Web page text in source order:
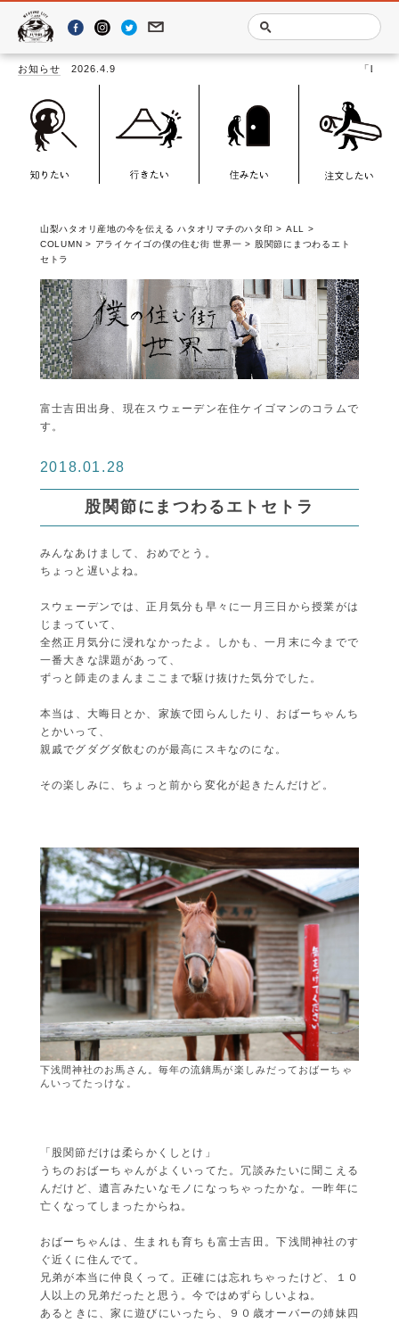
お知らせ 2026.4.9 「LOOMSCAPE －
山梨ハタオリ産地の今を伝える ハタオリマチのハタ印 > ALL
>
COLUMN > アライケイゴの僕の住む街 世界一 > 股関節にまつわるエト
セトラ
富士吉田出身、現在スウェーデン在住ケイゴマンのコラムで
す。
2018.01.28
股関節にまつわるエトセトラ
みんなあけまして、おめでとう。
ちょっと遅いよね。
スウェーデンでは、正月気分も早々に一月三日から授業がは
じまっていて、
全然正月気分に浸れなかったよ。しかも、一月末に今までで
一番大きな課題があって、
ずっと師走のまんまここまで駆け抜けた気分でした。
本当は、大晦日とか、家族で団らんしたり、おばーちゃんち
とかいって、
親戚でグダグダ飲むのが最高にスキなのにな。
その楽しみに、ちょっと前から変化が起きたんだけど。
下浅間神社のお馬さん。毎年の流鏑馬が楽しみだっておばーちゃ
んいってたっけな。
「股関節だけは柔らかくしとけ」
うちのおばーちゃんがよくいってた。冗談みたいに聞こえる
んだけど、遺言みたいなモノになっちゃったかな。一昨年に
亡くなってしまったからね。
おばーちゃんは、生まれも育ちも富士吉田。下浅間神社のす
ぐ近くに住んでて。
兄弟が本当に仲良くって。正確には忘れちゃったけど、１０
人以上の兄弟だったと思う。今ではめずらしいよね。
あるときに、家に遊びにいったら、９０歳オーバーの姉妹四